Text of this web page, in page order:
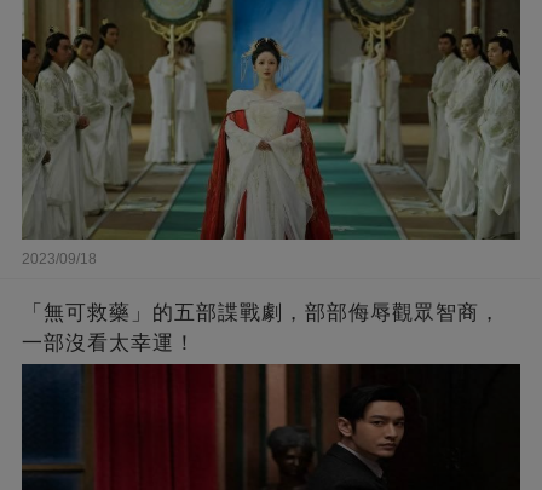
2023/09/18
「無可救藥」的五部諜戰劇，部部侮辱觀眾智商，
一部沒看太幸運！